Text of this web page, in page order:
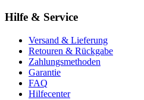
Hilfe & Service
Versand & Lieferung
Retouren & Rückgabe
Zahlungsmethoden
Garantie
FAQ
Hilfecenter